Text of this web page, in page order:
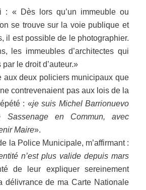
« Dès lors qu’un immeuble ou
se trouve sur la voie publique et
il est possible de le photographier.
les immeubles d’architectes qui
le droit d’auteur.»
aux deux policiers municipaux que
contrevenaient pas aux lois de la
: «je suis Michel Barrionuevo
en Commun, avec
Maire».
la Police Municipale, m’affirmant :
n’est plus valide depuis mars
de leur expliquer sereinement
délivrance de ma Carte Nationale